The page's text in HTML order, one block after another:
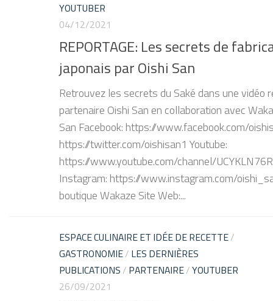
YOUTUBER
04/12/2021
REPORTAGE: Les secrets de
japonais par Oishi San
Retrouvez les secrets du Saké dans une vidéo
partenaire Oishi San en collaboration avec
San Facebook: https://www.facebook.com/
https://twitter.com/oishisan1 Youtube:
https://www.youtube.com/channel/
Instagram: https://www.instagram.com/
boutique Wakaze Site Web:...
ESPACE CULINAIRE ET IDÉE DE RECETTE/
GASTRONOMIE/ LES DERNIÈRES
PUBLICATIONS / PARTENAIRE/YOUTUBER
26/09/2021